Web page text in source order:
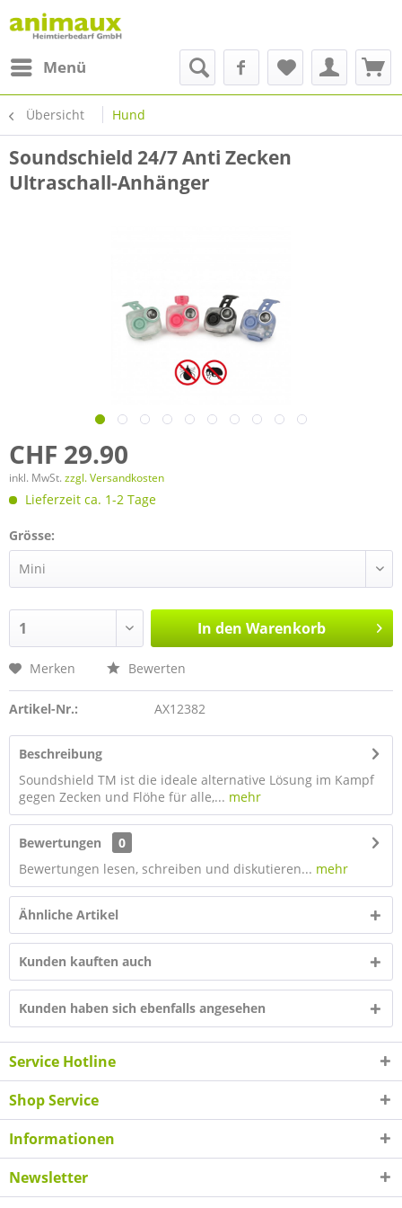
Menü
Übersicht Hund
Soundschield 24/7 Anti Zecken
Ultraschall-Anhänger
CHF 29.90
inkl. MwSt. zzgl. Versandkosten
Lieferzeit ca. 1-2 Tage
Grösse:
In den Warenkorb
Merken Bewerten
Artikel-Nr.: AX12382
Beschreibung
Soundshield TM ist die ideale alternative Lösung im Kampf
gegen Zecken und Flöhe für alle,... mehr
Bewertungen
0
Bewertungen lesen, schreiben und diskutieren... mehr
Ähnliche Artikel
Kunden kauften auch
Kunden haben sich ebenfalls angesehen
Service Hotline
Shop Service
Informationen
Newsletter